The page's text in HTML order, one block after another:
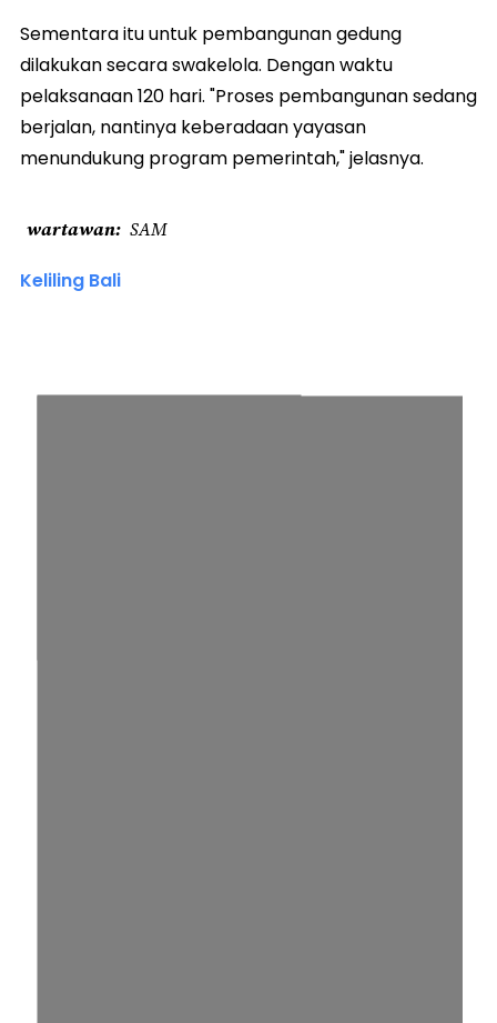
Sementara itu untuk pembangunan gedung
dilakukan secara swakelola. Dengan waktu
pelaksanaan 120 hari. "Proses pembangunan sedang
berjalan, nantinya keberadaan yayasan
menundukung program pemerintah," jelasnya.
wartawan SAM
Keliling Bali